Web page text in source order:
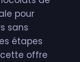
pour
sans
étapes
offre